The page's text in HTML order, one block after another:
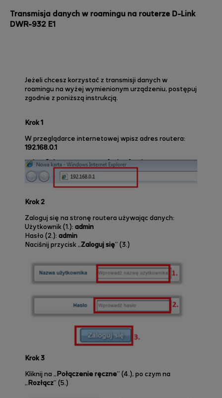
Transmisja danych w roamingu na routerze D-Link
DWR-932 E1
Jeżeli chcesz korzystać z transmisji danych w
roamingu na wyżej wymienionym urządzeniu, postępuj
zgodnie z poniższą instrukcją.
Krok 1
W przeglądarce internetowej wpisz adres routera:
192.168.0.1
Krok 2
Zaloguj się na stronę routera używając danych:
Użytkownik (1.): admin
Hasło (2.): admin
Naciśnij przycisk „Zaloguj się” (3.)
Krok 3
Kliknij na „Połączenie ręczne” (4.), po czym na
„Rozłącz” (5.)